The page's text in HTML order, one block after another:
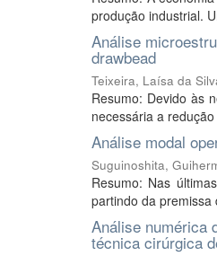
produção industrial.
Análise
drawbead
Teixeira, Laísa da
Resumo: Devido às
necessária a
Análise modal
Suguinoshita,
Resumo: Nas
partindo da
Análise numérica
técnica cirúrgica